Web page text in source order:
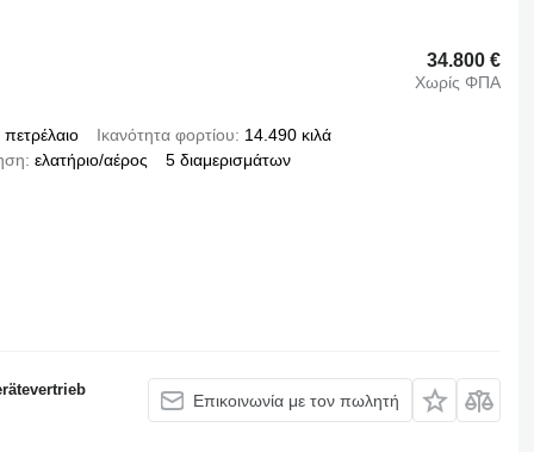
34.800 €
Χωρίς ΦΠΑ
πετρέλαιο Ικανότητα φορτίου
14.490 κιλά
ελατήριο/αέρος 5 διαμερισμάτων
Επικοινωνία με τον πωλητή